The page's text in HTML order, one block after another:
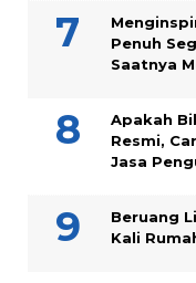
Penuh
Saatnya
Apakah
Resmi,
Jasa
Beruang
Kali